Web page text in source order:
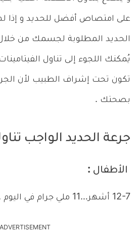
على امتصاص أفضل للحديد و إذا
الحديد المطلوبة لجسمك من خلال
يُمكنك اللجوء إلى تناول
تكون تحت إشراف الطبيب لأن
بصحتك .
جرعة الحديد الواجب
الأطفال :
12-7 أشهر…11 ملي جرام في اليوم .
ADVERTISEMENT